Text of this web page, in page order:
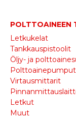
POLTTOAINEEN
Letkukelat
Tankkauspistoolit
Öljy- ja
Polttoainepumput
Virtausmittarit
Letkut
Muut